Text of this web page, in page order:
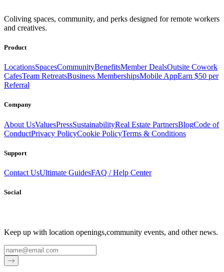
equipped with everything you need to be comfortable and
productive.
Coliving spaces, community, and perks designed for remote workers
and creatives.
Product
LocationsSpacesCommunityBenefitsMember DealsOutsite Cowork
CafesTeam RetreatsBusiness MembershipsMobile AppEarn $50 per
Referral
Company
About UsValuesPressSustainabilityReal Estate PartnersBlogCode of
ConductPrivacy PolicyCookie PolicyTerms & Conditions
Support
Contact UsUltimate GuidesFAQ / Help Center
Social
Keep up with location openings,community events, and other news.
Email